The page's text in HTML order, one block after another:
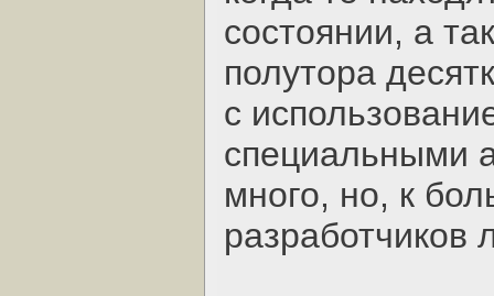
состоянии, а
полутора
с
специальными
много, но, к
разработчиков